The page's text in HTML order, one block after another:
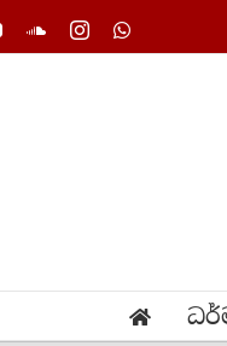
YouTubeSoundCloud
InstagramWhatsApp